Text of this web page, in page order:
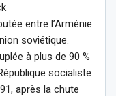
entre l’Arménie
soviétique.
à plus de 90 %
socialiste
après la chute